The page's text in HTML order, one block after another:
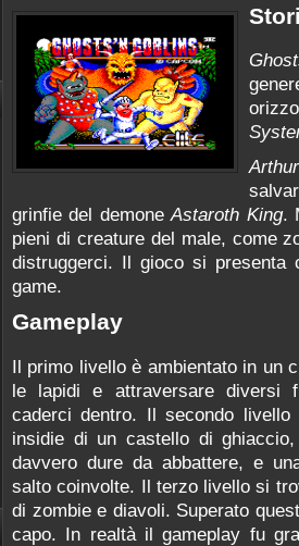
Arthur
grinfie del demoneAstaroth King.
pieni di creature del male, come
distruggerci. Il gioco si
game.
Gameplay
Il primo livello è ambientato in un
le lapidi e attraversare diversi
caderci dentro. Il secondo
insidie di un castello di
davvero dure da abbattere, e
salto coinvolte. Il terzo livello si
di zombie e diavoli. Superato
capo. In realtà il gameplay fu